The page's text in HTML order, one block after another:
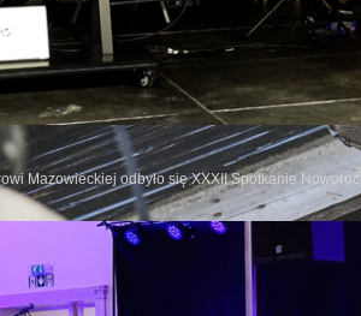
Mazowieckiej odbyło się XXXII Spotkanie